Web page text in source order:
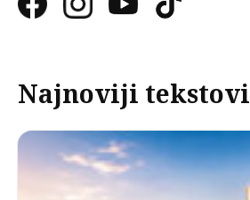
Najnoviji tekstovi